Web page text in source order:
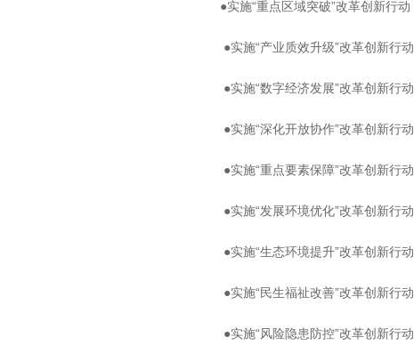
●实施“重点区域突破”改革创新行动
●实施“产业质效升级”改革创新行动
●实施“数字经济发展”改革创新行动
●实施“深化开放协作”改革创新行动
●实施“重点要素保障”改革创新行动
●实施“发展环境优化”改革创新行动
●实施“生态环境提升”改革创新行动
●实施“民生福祉改善”改革创新行动
●实施“风险隐患防控”改革创新行动